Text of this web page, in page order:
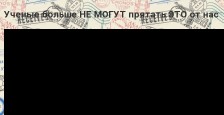
Ученые больше НЕ МОГУТ прятать ЭТО от нас